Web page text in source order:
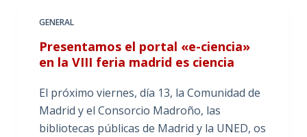
GENERAL
Presentamos el portal «e-ciencia»
en la VIII feria madrid es ciencia
El próximo viernes, día 13, la Comunidad de
Madrid y el Consorcio Madroño, las
bibliotecas públicas de Madrid y la UNED, os